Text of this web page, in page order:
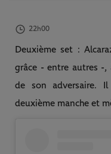
22h00
Deuxième set :
grâce - entre autres -,
de son adversaire.
deuxième manche et